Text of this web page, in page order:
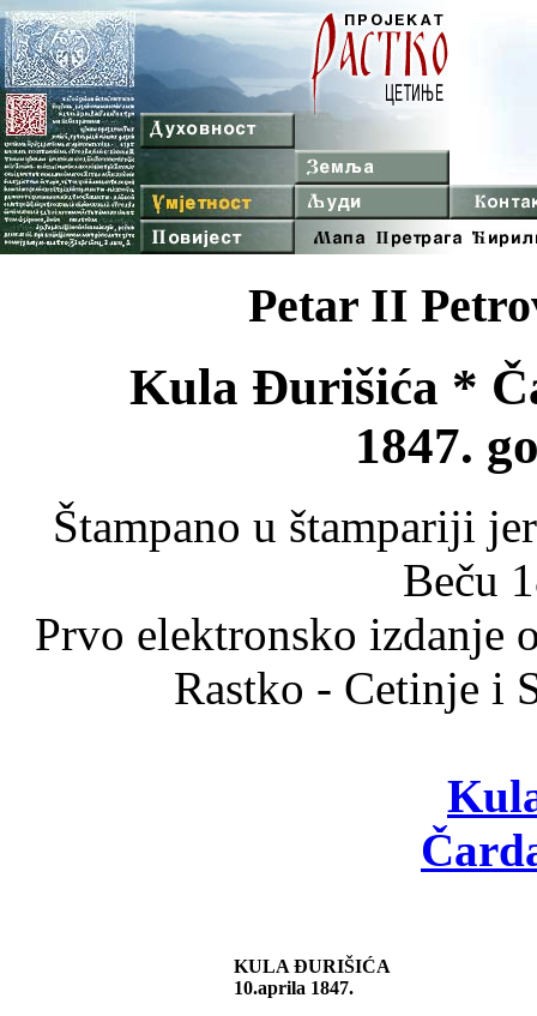
Petar II
Kula Đurišića *
1847.
Štampano u štampariji
Beču
Prvo elektronsko izdanje
Rastko - Cetinje i
KULA ĐURIŠIĆA
10.aprila 1847.